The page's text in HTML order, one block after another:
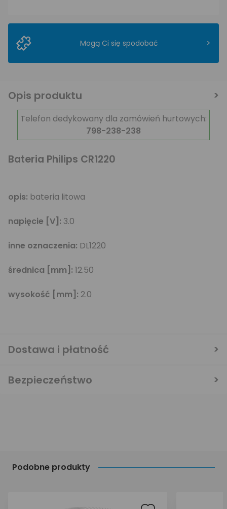
Podobne produkty
Mogą Ci się spodobać >
Opis produktu
Telefon dedykowany dla zamówień hurtowych:
798-238-238
Bateria Philips CR1220
opis: bateria litowa
napięcie [V]: 3.0
inne oznaczenia: DL1220
średnica [mm]: 12.50
wysokość [mm]: 2.0
Dostawa i płatność
Bezpieczeństwo